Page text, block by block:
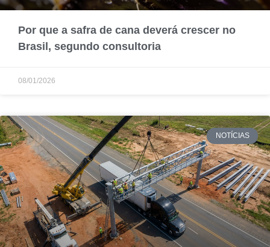
Por que a safra de cana deverá crescer no
Brasil, segundo consultoria
08/01/2026
NOTÍCIAS